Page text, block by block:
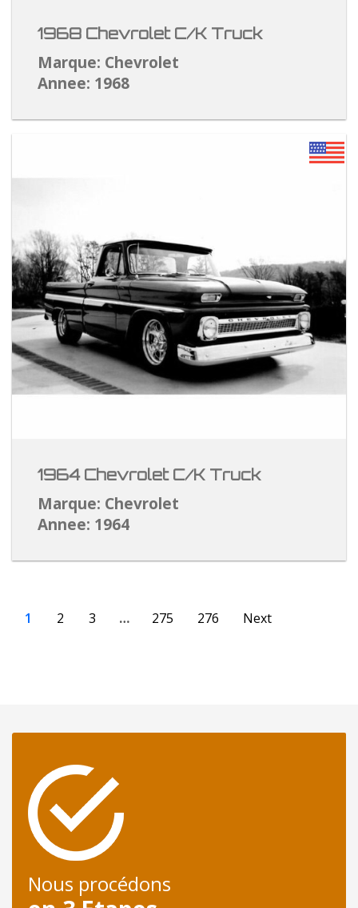
1968 Chevrolet C/K Truck
Marque: Chevrolet
Annee: 1968
1964 Chevrolet C/K Truck
Marque: Chevrolet
Annee: 1964
1 2 3 … 275 276 Next
Nous procédons